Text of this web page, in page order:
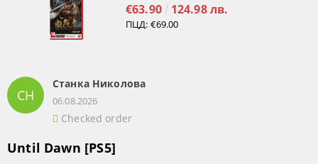
€63.90 124.98 лв.
ПЦД: €69.00
СН
Станка Николова
06.08.2026
Checked order
Until Dawn [PS5]